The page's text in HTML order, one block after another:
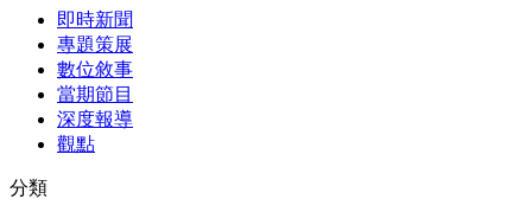
即時新聞
專題策展
數位敘事
當期節目
深度報導
觀點
分類